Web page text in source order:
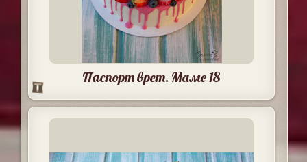
Паспорт врет. Маме 18